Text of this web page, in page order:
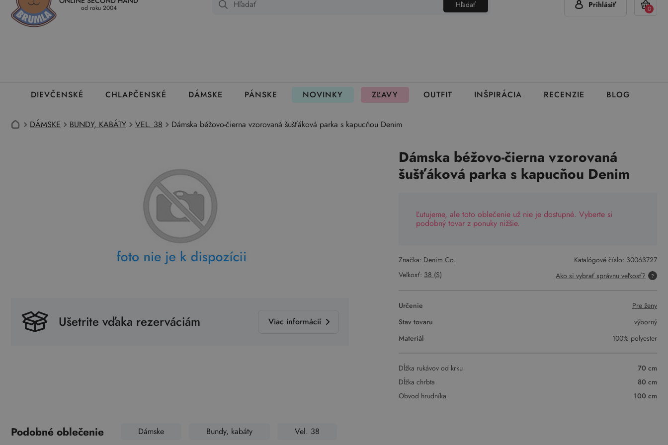
Kedy a ako dostanem tovar Ako môžem vrátiť oblečenie Ako fungujú rezervácie +420 777 319 477 (Pon - Pia 7:00 - 15:00) info@brumla.sk
od roku 2004 Hľadať Prihlásiť 0
DIEVČENSKÉ CHLAPČENSKÉ DÁMSKE PÁNSKE NOVINKY ZĽAVY OUTFIT INŠPIRÁCIA RECENZIE BLOG
DÁMSKE BUNDY, KABÁTY VEL. 38 Dámska béžovo-čierna vzorovaná šušťáková parka s kapucňou Denim
Ušetrite vďaka rezerváciám Viac informácií
Dámska béžovo-čierna vzorovaná
šušťáková parka s kapucňou Denim
Ľutujeme, ale toto oblečenie už nie je dostupné. Vyberte si
podobný tovar z ponuky nižšie.
Značka: Denim Co. Katalógové číslo: 30063727
Veľkosť: 38 (S) Ako si vybrať správnu veľkosť?
Určenie
Pre ženy
Stav tovaru
výborný
Materiál
100% polyester
Dĺžka rukávov od krku
70 cm
Dĺžka chrbta
80 cm
Obvod hrudníka
100 cm
Podobné oblečenie Dámske Bundy, kabáty Vel. 38